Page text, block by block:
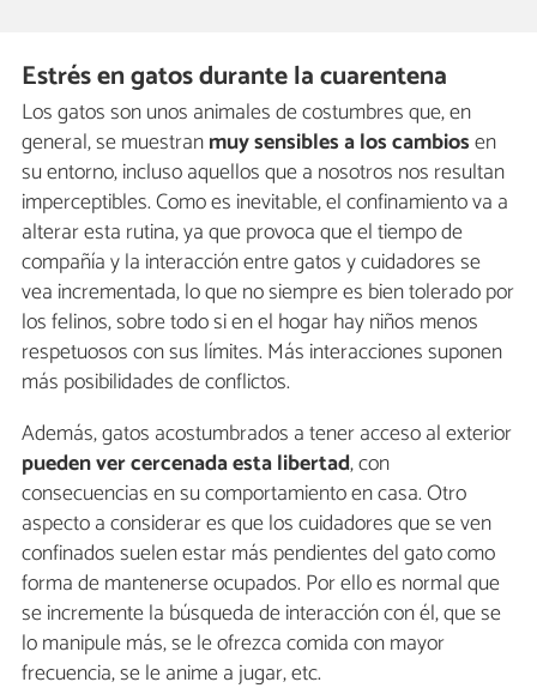
Estrés en gatos durante la cuarentena
Los gatos son unos animales de costumbres que, en
general, se muestranmuy sensibles a los cambiosen
su entorno, incluso aquellos que a nosotros nos resultan
imperceptibles. Como es inevitable, el confinamiento va a
alterar esta rutina, ya que provoca que el tiempo de
compañía y la interacción entre gatos y cuidadores se
vea incrementada, lo que no siempre es bien tolerado por
los felinos, sobre todo si en el hogar hay niños menos
respetuosos con sus límites. Más interacciones suponen
más posibilidades de conflictos.
Además, gatos acostumbrados a tener acceso al exterior
pueden ver cercenada esta libertad, con
consecuencias en su comportamiento en casa. Otro
aspecto a considerar es que los cuidadores que se ven
confinados suelen estar más pendientes del gato como
forma de mantenerse ocupados. Por ello es normal que
se incremente la búsqueda de interacción con él, que se
lo manipule más, se le ofrezca comida con mayor
frecuencia, se le anime a jugar, etc.